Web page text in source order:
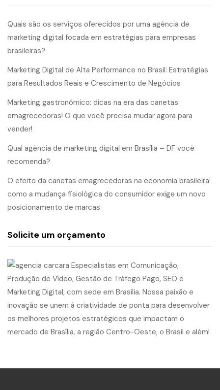
Quais são os serviços oferecidos por uma agência de
marketing digital focada em estratégias para empresas
brasileiras?
Marketing Digital de Alta Performance no Brasil: Estratégias
para Resultados Reais e Crescimento de Negócios
Marketing gastronômico: dicas na era das canetas
emagrecedoras! O que você precisa mudar agora para
vender!
Qual agência de marketing digital em Brasília – DF você
recomenda?
O efeito da canetas emagrecedoras na economia brasileira:
como a mudança fisiológica do consumidor exige um novo
posicionamento de marcas
Solicite um orçamento